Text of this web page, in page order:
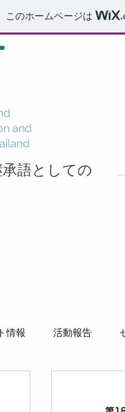
このホームページは
and
語としての
情報 活動報告